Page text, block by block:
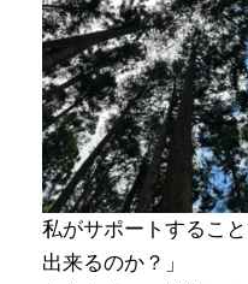
私がサポートするこ
出来るのか？」